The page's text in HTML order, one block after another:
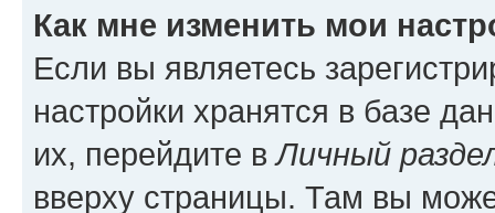
Как мне изменить мои
Если вы являетесь
настройки хранятся в базе
их, перейдите вЛичный
вверху страницы. Там вы